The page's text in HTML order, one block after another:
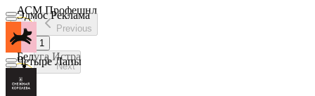
АСМ Профешнл
Белуга Истра
Эдмос Реклама
Четыре Лапы
Previous
1
Next